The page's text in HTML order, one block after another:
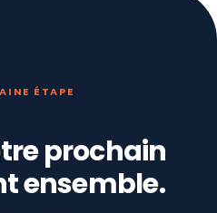
ÉTAPE
prochain
ensemble.